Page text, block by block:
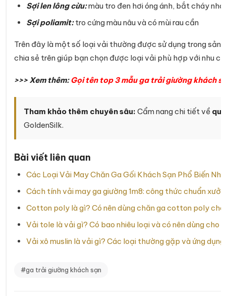
Sợi len lông cừu:màu tro đen hơi óng ánh, bắt cháy
Sợi poliamit:tro cứng màu nâu và có mùi rau cần
Trên đây là một số loại vải thường được sử dụng trong
chia sẻ trên giúp bạn chọn được loại vải phù hợp với nhu
>>> Xem thêm:Gọi tên top 3 mẫu ga trải giường khách
Tham khảo thêm chuyên sâu: Cẩm nang chi tiết về
GoldenSilk.
Bài viết liên quan
Các Loại Vải May Chăn Ga Gối Khách Sạn Phổ Biến
Cách tính vải may ga giường 1m8: công thức chuẩn
Cotton poly là gì? Có nên dùng chăn ga cotton poly
Vải tole là vải gì? Có bao nhiêu loại và có nên dùng cho
Vải xô muslin là vải gì? Các loại thường gặp và ứng
#ga trải giường khách sạn